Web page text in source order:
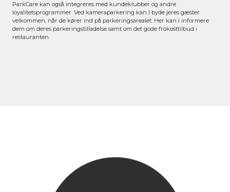
ParkCare kan også integreres med kundeklubber og andre
loyalitetsprogrammer. Ved kameraparkering kan I byde jeres gæster
velkommen, når de kører ind på parkeringsarealet. Her kan I informere
dem om deres parkeringstilladelse samt om det gode frokosttilbud i
restauranten.